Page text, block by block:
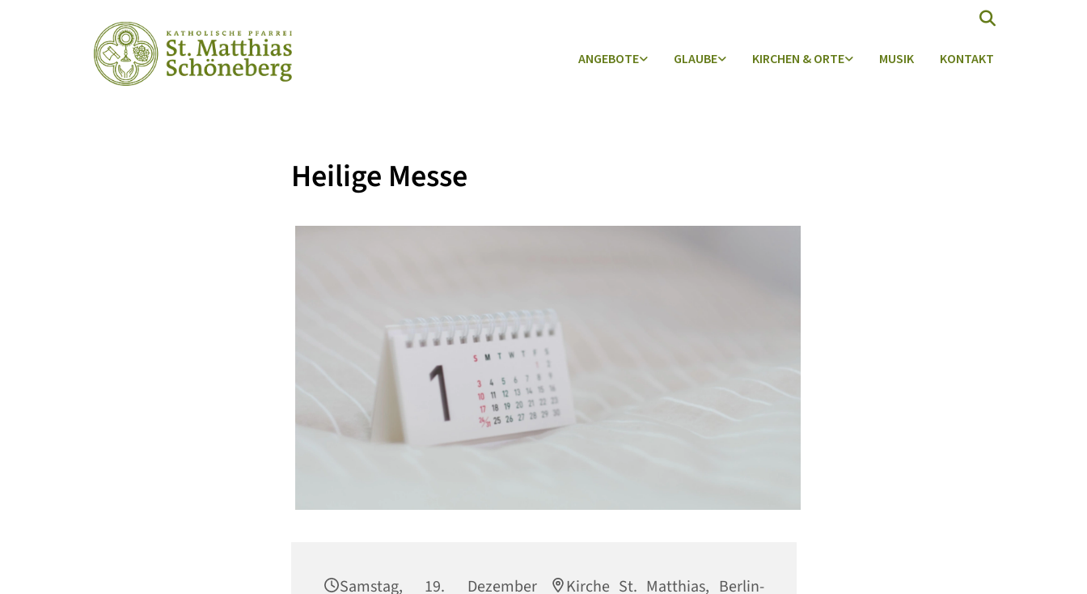
ANGEBOTE GLAUBE KIRCHEN & ORTE MUSIK KONTAKT
Heilige Messe
Samstag, 19. Dezember
Kirche St. Matthias, Berlin-